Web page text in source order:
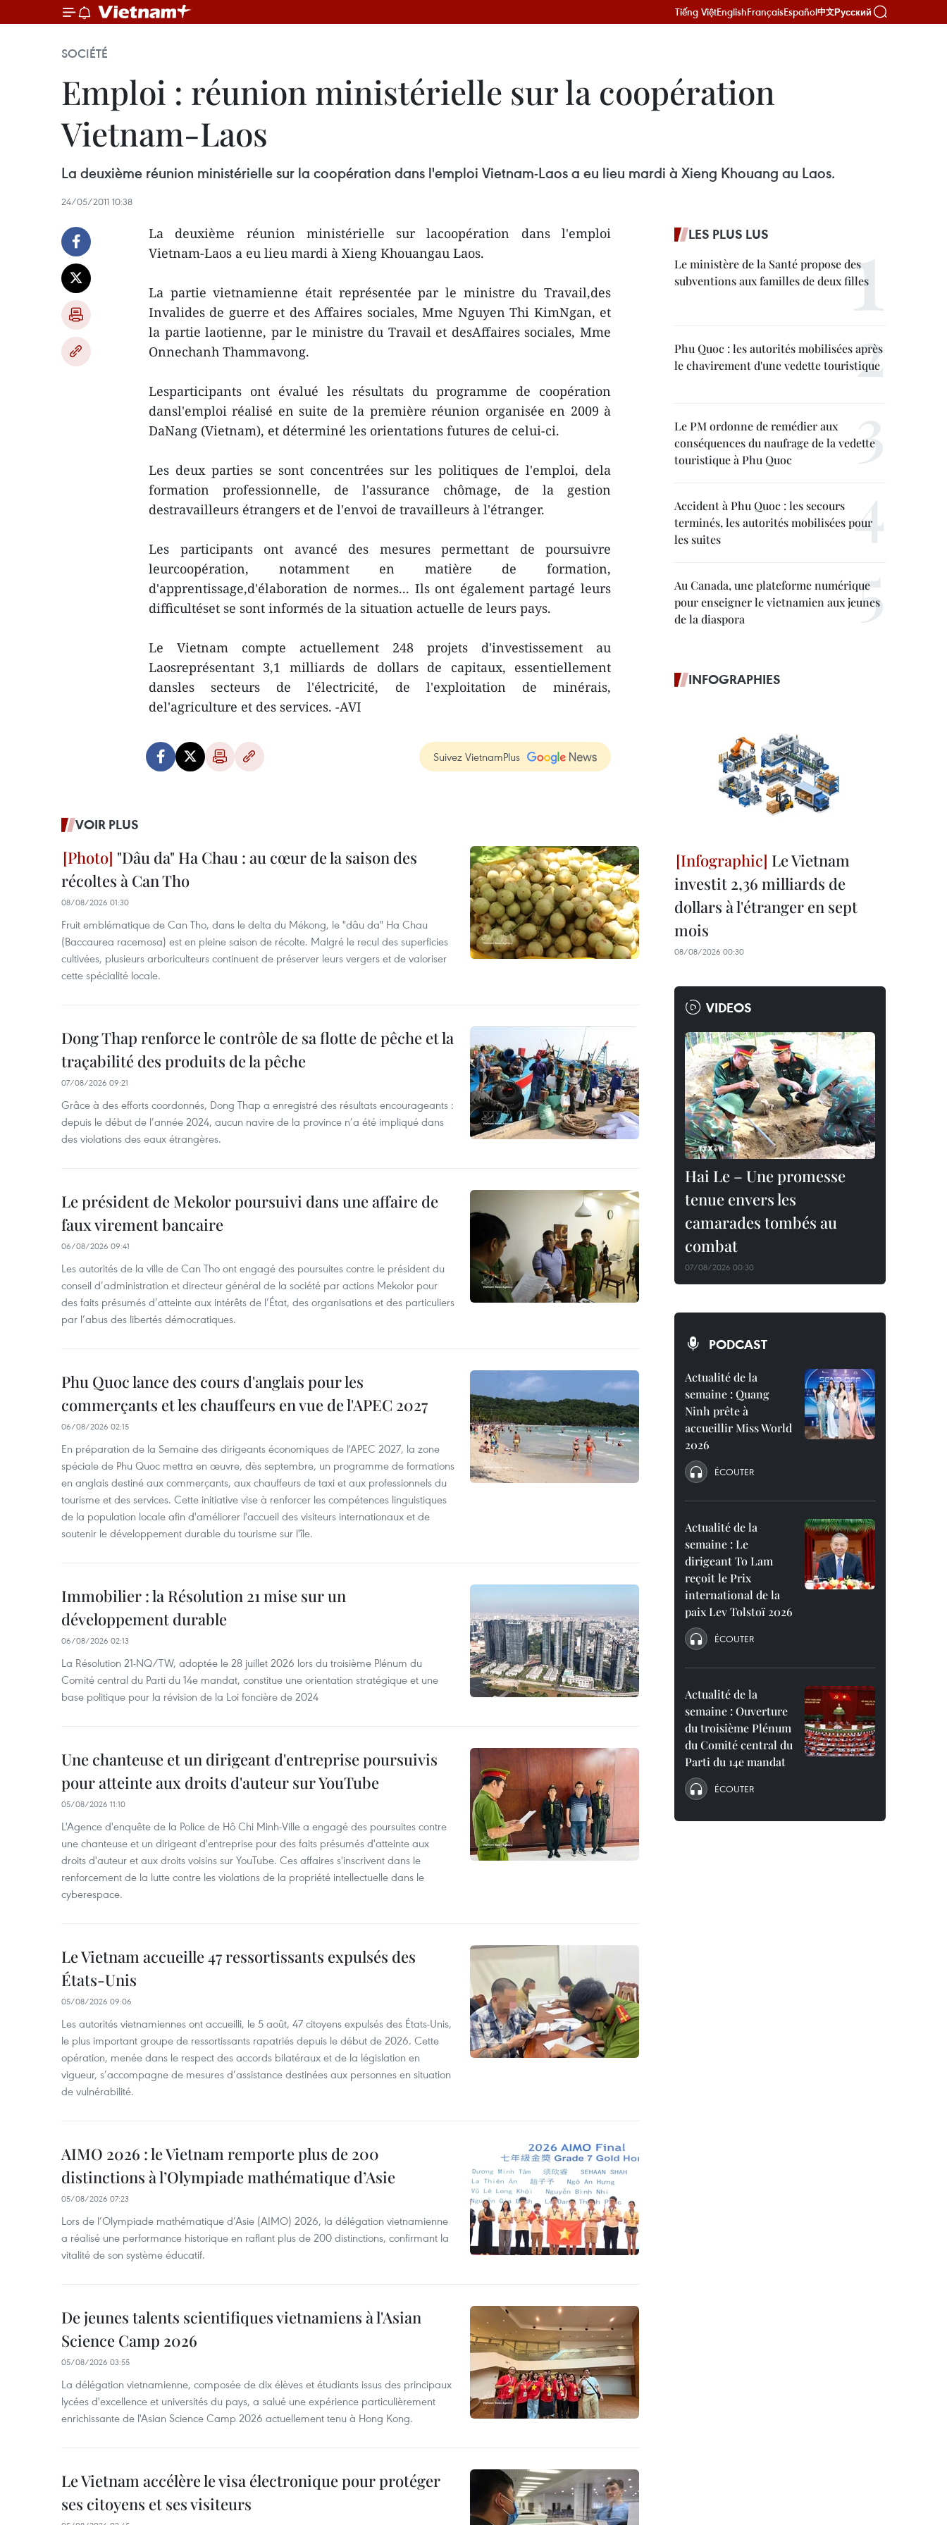
Tiếng ViệtEnglishFrançaisEspañol中文Русский
SOCIÉTÉ
Emploi : réunion ministérielle sur la coopération
Vietnam-Laos
La deuxième réunion ministérielle sur la coopération dans l'emploi Vietnam-Laos a eu lieu mardi à Xieng Khouang au Laos.
24/05/2011 10:38
La deuxième réunion ministérielle sur lacoopération dans l'emploi
Vietnam-Laos a eu lieu mardi à Xieng Khouangau Laos.
La partie vietnamienne était représentée par le ministre du Travail,des
Invalides de guerre et des Affaires sociales, Mme Nguyen Thi KimNgan, et
la partie laotienne, par le ministre du Travail et desAffaires sociales, Mme
Onnechanh Thammavong.
Lesparticipants ont évalué les résultats du programme de coopération
dansl'emploi réalisé en suite de la première réunion organisée en 2009 à
DaNang (Vietnam), et déterminé les orientations futures de celui-ci.
Les deux parties se sont concentrées sur les politiques de l'emploi, dela
formation professionnelle, de l'assurance chômage, de la gestion
destravailleurs étrangers et de l'envoi de travailleurs à l'étranger.
Les participants ont avancé des mesures permettant de poursuivre
leurcoopération, notamment en matière de formation,
d'apprentissage,d'élaboration de normes... Ils ont également partagé leurs
difficultéset se sont informés de la situation actuelle de leurs pays.
Le Vietnam compte actuellement 248 projets d'investissement au
Laosreprésentant 3,1 milliards de dollars de capitaux, essentiellement
dansles secteurs de l'électricité, de l'exploitation de minérais,
del'agriculture et des services. -AVI
Suivez VietnamPlus
VOIR PLUS
"Dâu da" Ha Chau : au cœur de la saison des
récoltes à Can Tho
08/08/2026 01:30
Fruit emblématique de Can Tho, dans le delta du Mékong, le "dâu da" Ha Chau
(Baccaurea racemosa) est en pleine saison de récolte. Malgré le recul des superficies
cultivées, plusieurs arboriculteurs continuent de préserver leurs vergers et de valoriser
cette spécialité locale.
Dong Thap renforce le contrôle de sa flotte de pêche et la
traçabilité des produits de la pêche
07/08/2026 09:21
Grâce à des efforts coordonnés, Dong Thap a enregistré des résultats encourageants :
depuis le début de l’année 2024, aucun navire de la province n’a été impliqué dans
des violations des eaux étrangères.
Le président de Mekolor poursuivi dans une affaire de
faux virement bancaire
06/08/2026 09:41
Les autorités de la ville de Can Tho ont engagé des poursuites contre le président du
conseil d’administration et directeur général de la société par actions Mekolor pour
des faits présumés d’atteinte aux intérêts de l’État, des organisations et des particuliers
par l’abus des libertés démocratiques.
Phu Quoc lance des cours d'anglais pour les
commerçants et les chauffeurs en vue de l'APEC 2027
06/08/2026 02:15
En préparation de la Semaine des dirigeants économiques de l'APEC 2027, la zone
spéciale de Phu Quoc mettra en œuvre, dès septembre, un programme de formations
en anglais destiné aux commerçants, aux chauffeurs de taxi et aux professionnels du
tourisme et des services. Cette initiative vise à renforcer les compétences linguistiques
de la population locale afin d'améliorer l'accueil des visiteurs internationaux et de
soutenir le développement durable du tourisme sur l'île.
Immobilier : la Résolution 21 mise sur un
développement durable
06/08/2026 02:13
La Résolution 21-NQ/TW, adoptée le 28 juillet 2026 lors du troisième Plénum du
Comité central du Parti du 14e mandat, constitue une orientation stratégique et une
base politique pour la révision de la Loi foncière de 2024
Une chanteuse et un dirigeant d'entreprise poursuivis
pour atteinte aux droits d'auteur sur YouTube
05/08/2026 11:10
L'Agence d'enquête de la Police de Hô Chi Minh-Ville a engagé des poursuites contre
une chanteuse et un dirigeant d'entreprise pour des faits présumés d'atteinte aux
droits d'auteur et aux droits voisins sur YouTube. Ces affaires s'inscrivent dans le
renforcement de la lutte contre les violations de la propriété intellectuelle dans le
cyberespace.
Le Vietnam accueille 47 ressortissants expulsés des
États-Unis
05/08/2026 09:06
Les autorités vietnamiennes ont accueilli, le 5 août, 47 citoyens expulsés des États-Unis,
le plus important groupe de ressortissants rapatriés depuis le début de 2026. Cette
opération, menée dans le respect des accords bilatéraux et de la législation en
vigueur, s’accompagne de mesures d’assistance destinées aux personnes en situation
de vulnérabilité.
AIMO 2026 : le Vietnam remporte plus de 200
distinctions à l’Olympiade mathématique d’Asie
05/08/2026 07:23
Lors de l’Olympiade mathématique d’Asie (AIMO) 2026, la délégation vietnamienne
a réalisé une performance historique en raflant plus de 200 distinctions, confirmant la
vitalité de son système éducatif.
De jeunes talents scientifiques vietnamiens à l'Asian
Science Camp 2026
05/08/2026 03:55
La délégation vietnamienne, composée de dix élèves et étudiants issus des principaux
lycées d'excellence et universités du pays, a salué une expérience particulièrement
enrichissante de l'Asian Science Camp 2026 actuellement tenu à Hong Kong.
Le Vietnam accélère le visa électronique pour protéger
ses citoyens et ses visiteurs
LES PLUS LUS
Le ministère de la Santé propose des
subventions aux familles de deux filles
Phu Quoc : les autorités mobilisées après
le chavirement d'une vedette touristique
Le PM ordonne de remédier aux
conséquences du naufrage de la vedette
touristique à Phu Quoc
Accident à Phu Quoc : les secours
terminés, les autorités mobilisées pour
les suites
Au Canada, une plateforme numérique
pour enseigner le vietnamien aux jeunes
de la diaspora
INFOGRAPHIES
Le Vietnam
investit 2,36 milliards de
dollars à l'étranger en sept
mois
08/08/2026 00:30
VIDEOS
Hai Le – Une promesse
tenue envers les
camarades tombés au
combat
07/08/2026 00:30
PODCAST
Actualité de la
semaine : Quang
Ninh prête à
accueillir Miss World
2026
ÉCOUTER
Actualité de la
semaine : Le
dirigeant To Lam
reçoit le Prix
international de la
paix Lev Tolstoï 2026
ÉCOUTER
Actualité de la
semaine : Ouverture
du troisième Plénum
du Comité central du
Parti du 14e mandat
ÉCOUTER